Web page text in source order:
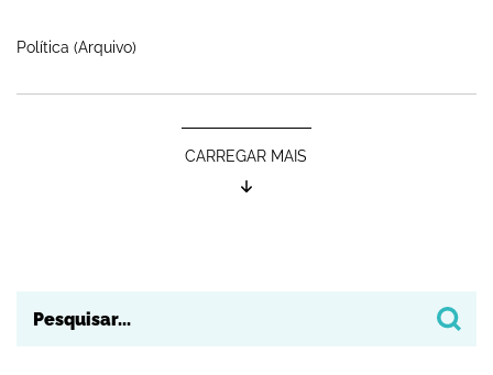
Política (Arquivo)
CARREGAR MAIS